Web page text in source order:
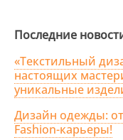
Последние
«Текстильный
настоящих
уникальные
Дизайн одежды:
Fashion-карьеры!